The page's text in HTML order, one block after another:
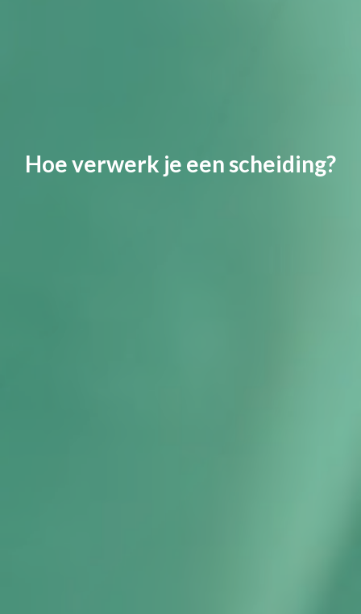
Hoe verwerk je een scheiding?